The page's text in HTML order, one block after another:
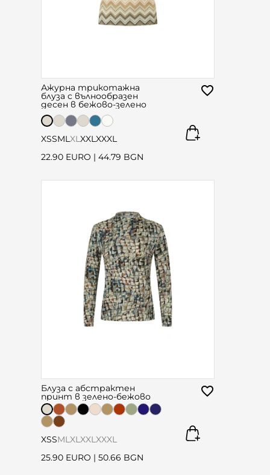
Ажурна трикотажна
блуза с вълнообразен
десен в бежово-зелено
XSSML XL XXL XXXL
22.90 EURO | 44.79 BGN
Блуза с абстрактен
принт в зелено-бежово
XSSML XL XXL XXXL
25.90 EURO | 50.66 BGN